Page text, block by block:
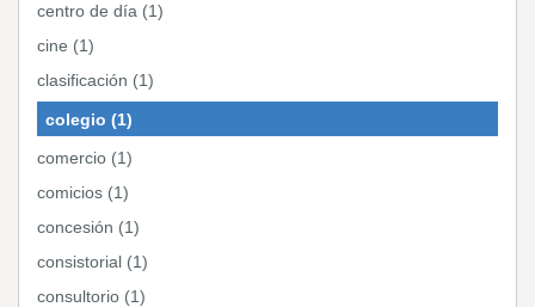
centro de día (1)
cine (1)
clasificación (1)
colegio (1)
comercio (1)
comicios (1)
concesión (1)
consistorial (1)
consultorio (1)